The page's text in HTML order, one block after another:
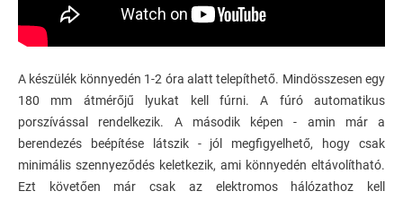
A készülék könnyedén 1-2 óra alatt telepíthető. Mindösszesen egy
180 mm átmérőjű lyukat kell fúrni. A fúró automatikus
porszívással rendelkezik. A második képen - amin már a
berendezés beépítése látszik - jól megfigyelhető, hogy csak
minimális szennyeződés keletkezik, ami könnyedén eltávolítható.
Ezt követően már csak az elektromos hálózathoz kell